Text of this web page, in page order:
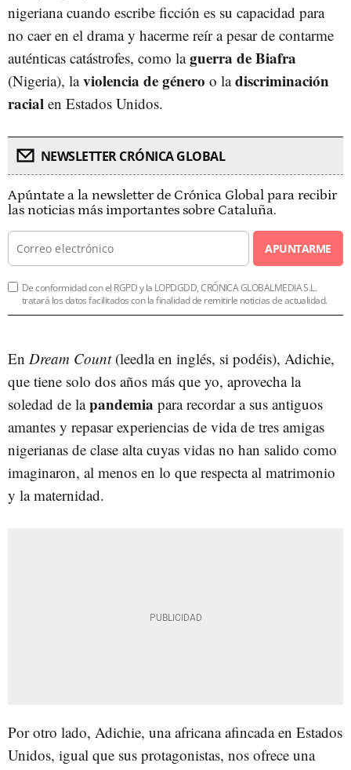
nigeriana cuando escribe ficción es su capacidad para
no caer en el drama y hacerme reír a pesar de contarme
auténticas catástrofes, como laguerra de Biafra
(Nigeria), laviolencia de género o ladiscriminación
racial en Estados Unidos.
NEWSLETTER CRÓNICA GLOBAL
Apúntate a la newsletter de Crónica Global para recibir
las noticias más importantes sobre Cataluña.
APUNTARME
De conformidad con el RGPD y la LOPDGDD, CRÓNICA GLOBALMEDIA S.L.
tratará los datos facilitados con la finalidad de remitirle noticias de actualidad.
En Dream Count(leedla en inglés, si podéis), Adichie,
que tiene solo dos años más que yo, aprovecha la
soledad de lapandemia para recordar a sus antiguos
amantes y repasar experiencias de vida de tres amigas
nigerianas de clase alta cuyas vidas no han salido como
imaginaron, al menos en lo que respecta al matrimonio
y la maternidad.
Por otro lado, Adichie, una africana afincada en Estados
Unidos, igual que sus protagonistas, nos ofrece una